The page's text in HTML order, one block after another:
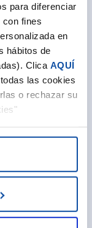
para diferenciar
fines
en
hábitos de
Clica AQUÍ
las cookies
o rechazar su
%